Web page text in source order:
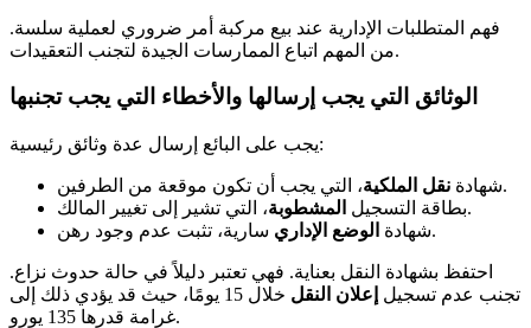
فهم المتطلبات الإدارية عند بيع مركبة أمر ضروري لعملية سلسة.
من المهم اتباع الممارسات الجيدة لتجنب التعقيدات.
الوثائق التي يجب إرسالها والأخطاء التي يجب تجنبها
يجب على البائع إرسال عدة وثائق رئيسية:
شهادة نقل الملكية
، التي يجب أن تكون موقعة من الطرفين.
بطاقة التسجيل المشطوبة
، التي تشير إلى تغيير المالك.
شهادة الوضع الإداري سارية، تثبت عدم وجود رهن.
احتفظ بشهادة النقل بعناية. فهي تعتبر دليلاً في حالة حدوث نزاع.
تجنب عدم تسجيل إعلان النقل
خلال 15 يومًا، حيث قد يؤدي ذلك إلى
غرامة قدرها 135 يورو.